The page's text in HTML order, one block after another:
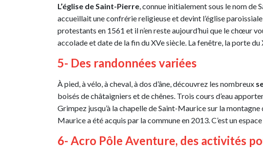
L’église de Saint-Pierre , connue initialement sous le nom de
accueillait une confrérie religieuse et devint l’église
protestants en 1561 et il n’en reste aujourd’hui que le chœur
accolade et date de la fin du XVe siècle. La fenêtre, la porte
5- Des randonnées variées
À pied, à vélo, à cheval, à dos d’âne, découvrez les nombreux
boisés de châtaigniers et de chênes. Trois cours d’eau
Grimpez jusqu’à la chapelle de Saint-Maurice sur la
Maurice a été acquis par la commune en 2013. C’est un
6- Acro Pôle Aventure, des activités